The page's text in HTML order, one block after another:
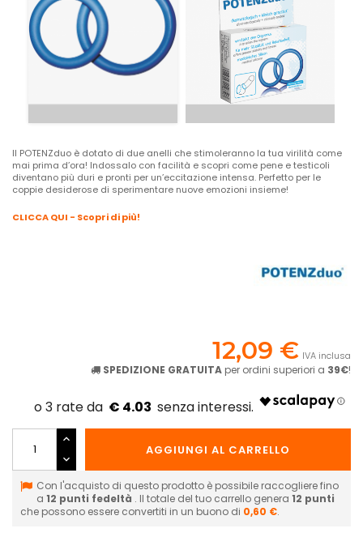
Il POTENZduo è dotato di due anelli che stimoleranno la tua virilità come
mai prima d’ora! Indossalo con facilità e scopri come pene e testicoli
diventano più duri e pronti per un’eccitazione intensa. Perfetto per le
coppie desiderose di sperimentare nuove emozioni insieme!
CLICCA QUI - Scopri di più!
12,09 € IVA inclusa
SPEDIZIONE GRATUITA per ordini superiori a 39€!
€ 4.03
AGGIUNGI AL CARRELLO
Con l'acquisto di questo prodotto è possibile raccogliere fino
a 12 punti fedeltà . Il totale del tuo carrello genera 12 punti
che possono essere convertiti in un buono di 0,60 €.